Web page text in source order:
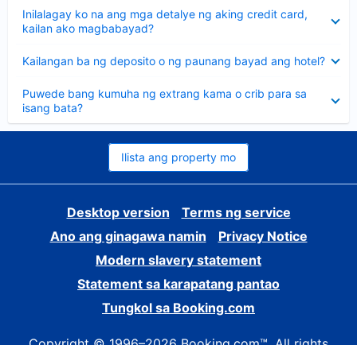
Inilalagay ko na ang mga detalye ng aking credit card,
kailan ako magbabayad?
ang
sagot
Kailangan ba ng deposito o ng paunang bayad ang hotel?
ang
Puwede bang kumuha ng extrang kama o crib para sa
isang bata?
ang
sagot
Ilista ang property mo
Desktop version
Terms ng service
Ano ang ginagawa namin
Privacy Notice
Modern slavery statement
Statement sa karapatang pantao
Tungkol sa Booking.com